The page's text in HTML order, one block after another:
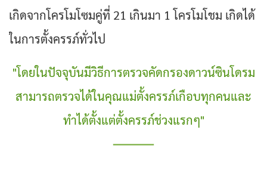
เกิดจากโครโมโซมคู่ที่ 21 เกินมา 1 โครโมโชม เกิดได้
ในการตั้งครรภ์ทั่วไป
"โดยในปัจจุบันมีวิธีการตรวจคัดกรองดาวน์ซินโดรม
สามารถตรวจได้ในคุณแม่ตั้งครรภ์เกือบทุกคนและ
ทำได้ตั้งแต่ตั้งครรภ์ช่วงแรกๆ"